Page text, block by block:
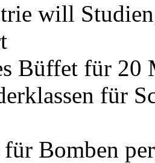
will
Büffet für 20
für
Bomben